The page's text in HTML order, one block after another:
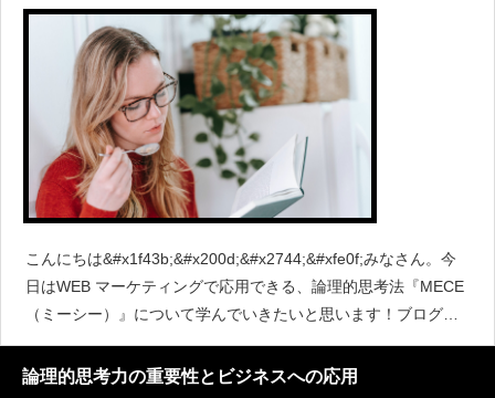
こんにちは&#x1f43b;&#x200d;&#x2744;&#xfe0f;みなさん。今
日はWEB マーケティングで応用できる、論理的思考法『MECE
（ミーシー）』について学んでいきたいと思います！ブログ運
営やECサイトなどWEBで仕事をされている方に参考になればと
思います！
論理的思考力の重要性とビジネスへの応用